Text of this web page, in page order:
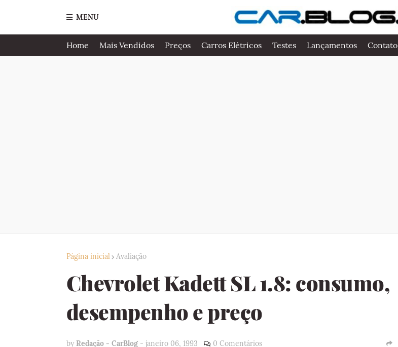
MENU
Home Mais Vendidos Preços Carros Elétricos Testes Lançamentos Contato
Página inicial Avaliação
Chevrolet Kadett SL 1.8: consumo,
desempenho e preço
by Redação - CarBlog - janeiro 06, 1993 0 Comentários